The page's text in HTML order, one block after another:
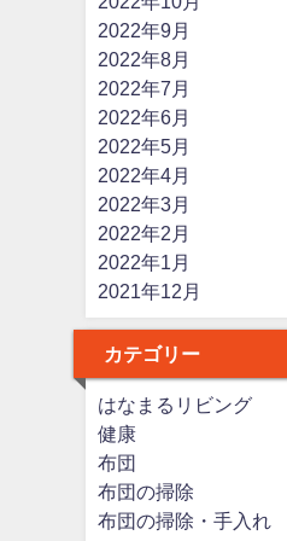
2022年9月
2022年8月
2022年7月
2022年6月
2022年5月
2022年4月
2022年3月
2022年2月
2022年1月
2021年12月
カテゴリー
はなまるリビング
健康
布団
布団の掃除
布団の掃除・手入れ